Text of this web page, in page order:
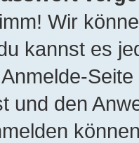
Wir
kannst es
und den